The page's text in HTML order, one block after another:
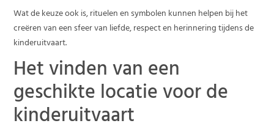
Wat de keuze ook is, rituelen en symbolen kunnen helpen bij het
creëren van een sfeer van liefde, respect en herinnering tijdens de
kinderuitvaart.
Het vinden van een
geschikte locatie voor de
kinderuitvaart